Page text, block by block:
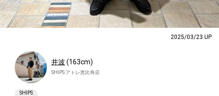
2025/03/23 UP
井波 (163cm)
SHIPS アトレ恵比寿店
SHIPS